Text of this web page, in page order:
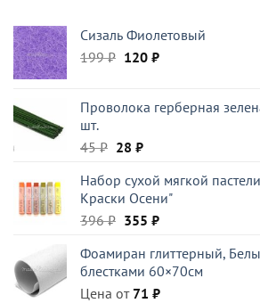
Сизаль Фиолетовый
199₽ Первоначальная
199 ₽.
120 ₽Текущая
Проволока герберная
шт.
45₽ Первоначальная
составляла
45 ₽.
28 ₽Текущая
28 ₽.
Набор сухой мягкой
Краски Осени"
396₽ Первоначальная
составляла
396 ₽.
355 ₽Текущая
355 ₽.
Фоамиран глиттерный,
блестками 60×70см
Цена от 71 ₽